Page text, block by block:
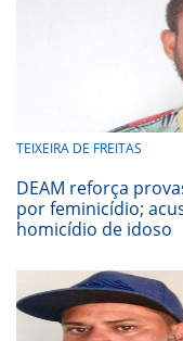
TEIXEIRA DE FREITAS
DEAM reforça
por feminicídio;
homicídio de idoso